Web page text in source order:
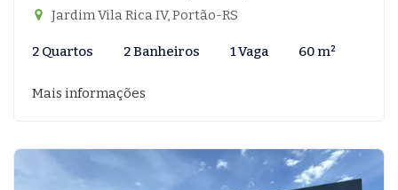
Jardim Vila Rica IV, Portão-RS
2 Quartos 2 Banheiros 1 Vaga 60 m²
Mais informações